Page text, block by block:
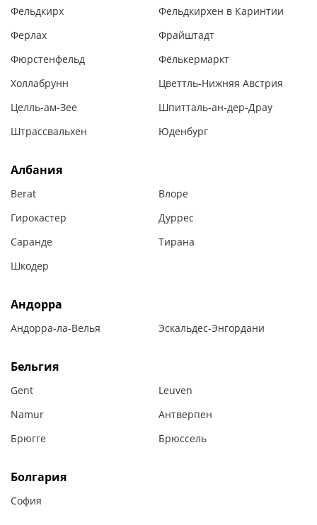
Фельдкирх
Фельдкирхен в Каринтии
Ферлах
Фрайштадт
Фюрстенфельд
Фёлькермаркт
Холлабрунн
Цветтль-Нижняя Австрия
Целль-ам-Зее
Шпитталь-ан-дер-Драу
Штрассвальхен
Юденбург
Албания
Berat
Влоре
Гирокастер
Дуррес
Саранде
Тирана
Шкодер
Андорра
Андорра-ла-Велья Эскальдес-Энгордани
Бельгия
Gent
Leuven
Namur
Антверпен
Брюгге
Брюссель
Болгария
София